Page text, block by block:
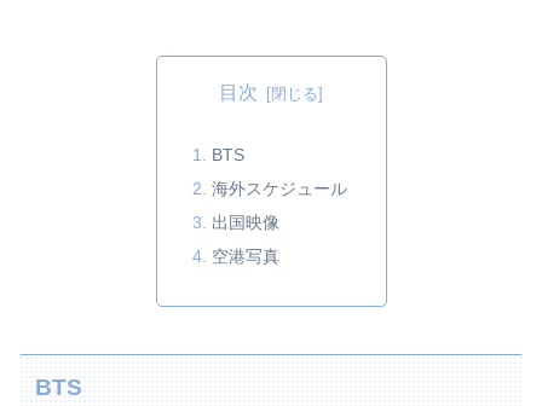
目次
BTS
海外スケジュール
出国映像
空港写真
BTS